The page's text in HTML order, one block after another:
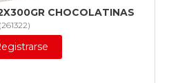
CHOCOLATINAS
(261322)